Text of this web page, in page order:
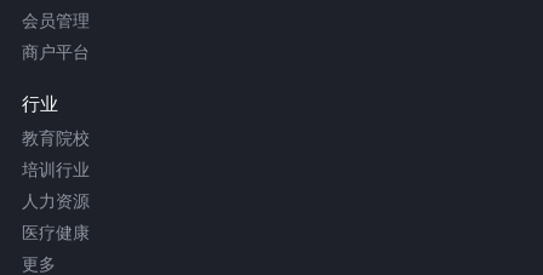
会员管理
商户平台
行业
教育院校
培训行业
人力资源
医疗健康
更多